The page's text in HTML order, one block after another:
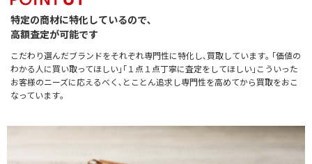
特定の商材に特化しているので､
高額査定が可能です
こだわり選んだブランドをそれぞれ専門性に特化し､買取しています｡ ｢価値の
わかる人に買い取ってほしい｣｢１点１点丁寧に査定をしてほしい｣こういった
お客様のニーズに応えるべく､とことん追求し専門性を高めてから買取をおこ
なっています｡